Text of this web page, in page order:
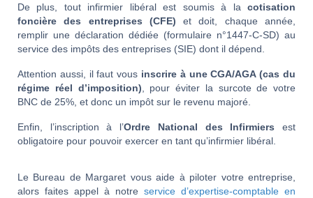
De plus, tout infirmier libéral est soumis à la cotisation
foncière des entreprises (CFE) et doit, chaque année,
remplir une déclaration dédiée (formulaire n°1447-C-SD) au
service des impôts des entreprises (SIE) dont il dépend.
Attention aussi, il faut vous inscrire à une CGA/AGA (cas du
régime réel d’imposition) , pour éviter la surcote de votre
BNC de 25%, et donc un impôt sur le revenu majoré.
Enfin, l’inscription à l’Ordre National des Infirmiers est
obligatoire pour pouvoir exercer en tant qu’infirmier libéral.
Le Bureau de Margaret vous aide à piloter votre entreprise,
alors faites appel à notre service d’expertise-comptable en